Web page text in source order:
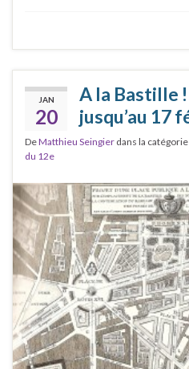
JAN
20
A la Bastille
jusqu’au 17
DeMatthieu Seingier dans la catégorie
du 12e